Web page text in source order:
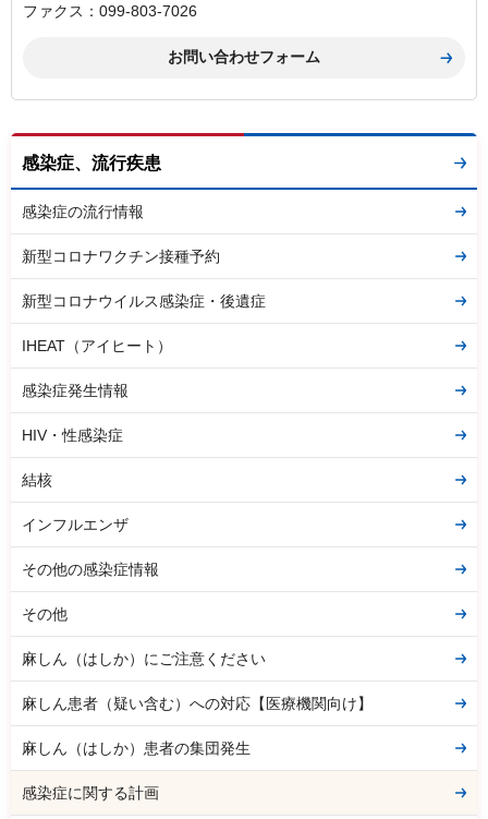
ファクス：099-803-7026
感染症、流行疾患
感染症の流行情報
新型コロナワクチン接種予約
新型コロナウイルス感染症・後遺症
IHEAT（アイヒート）
感染症発生情報
HIV・性感染症
結核
インフルエンザ
その他の感染症情報
その他
麻しん（はしか）にご注意ください
麻しん患者（疑い含む）への対応【医療機関向け】
麻しん（はしか）患者の集団発生
感染症に関する計画